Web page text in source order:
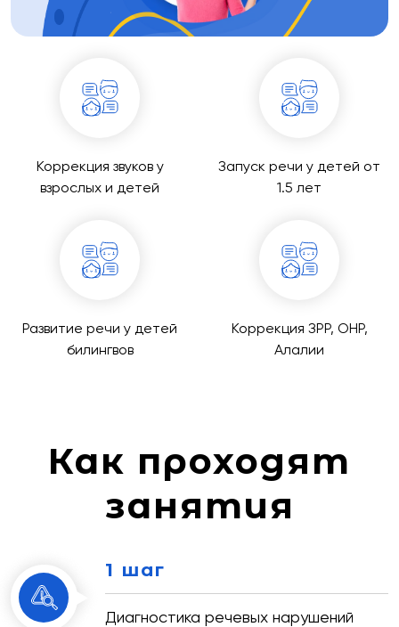
Коррекция звуков у
взрослых и детей
Запуск речи у детей от
1.5 лет
Развитие речи у детей
билингвов
Коррекция ЗРР, ОНР,
Алалии
Как проходят
занятия
1 шаг
Диагностика речевых нарушений